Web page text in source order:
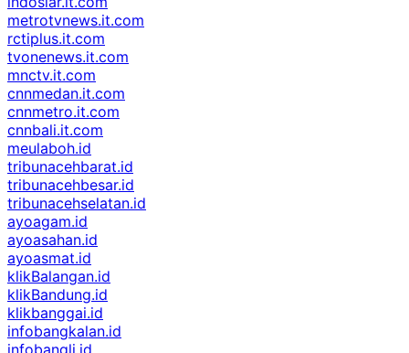
metrotvnews.it.com
rctiplus.it.com
tvonenews.it.com
mnctv.it.com
cnnmedan.it.com
cnnmetro.it.com
cnnbali.it.com
meulaboh.id
tribunacehbarat.id
tribunacehbesar.id
tribunacehselatan.id
ayoagam.id
ayoasahan.id
ayoasmat.id
klikBalangan.id
klikBandung.id
klikbanggai.id
infobangkalan.id
infobangli.id